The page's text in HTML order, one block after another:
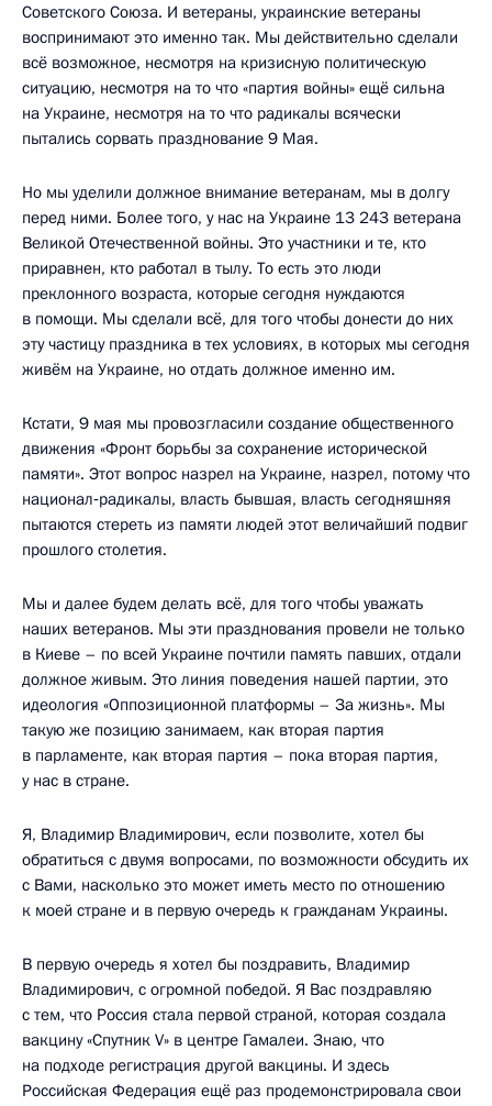
Советского Союза. И ветераны, украинские ветераны
воспринимают это именно так. Мы действительно сделали
всё возможное, несмотря на кризисную политическую
ситуацию, несмотря на то что «партия войны» ещё сильна
на Украине, несмотря на то что радикалы всячески
пытались сорвать празднование 9 Мая.
Но мы уделили должное внимание ветеранам, мы в долгу
перед ними. Более того, у нас на Украине 13 243 ветерана
Великой Отечественной войны. Это участники и те, кто
приравнен, кто работал в тылу. То есть это люди
преклонного возраста, которые сегодня нуждаются
в помощи. Мы сделали всё, для того чтобы донести до них
эту частицу праздника в тех условиях, в которых мы сегодня
живём на Украине, но отдать должное именно им.
Кстати, 9 мая мы провозгласили создание общественного
движения «Фронт борьбы за сохранение исторической
памяти». Этот вопрос назрел на Украине, назрел, потому что
национал‑радикалы, власть бывшая, власть сегодняшняя
пытаются стереть из памяти людей этот величайший подвиг
прошлого столетия.
Мы и далее будем делать всё, для того чтобы уважать
наших ветеранов. Мы эти празднования провели не только
в Киеве – по всей Украине почтили память павших, отдали
должное живым. Это линия поведения нашей партии, это
идеология «Оппозиционной платформы – За жизнь». Мы
такую же позицию занимаем, как вторая партия
в парламенте, как вторая партия – пока вторая партия,
у нас в стране.
Я, Владимир Владимирович, если позволите, хотел бы
обратиться с двумя вопросами, по возможности обсудить их
с Вами, насколько это может иметь место по отношению
к моей стране и в первую очередь к гражданам Украины.
В первую очередь я хотел бы поздравить, Владимир
Владимирович, с огромной победой. Я Вас поздравляю
с тем, что Россия стала первой страной, которая создала
вакцину «Спутник V» в центре Гамалеи. Знаю, что
на подходе регистрация другой вакцины. И здесь
Российская Федерация ещё раз продемонстрировала свои